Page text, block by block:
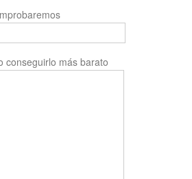
conseguirlo más barato